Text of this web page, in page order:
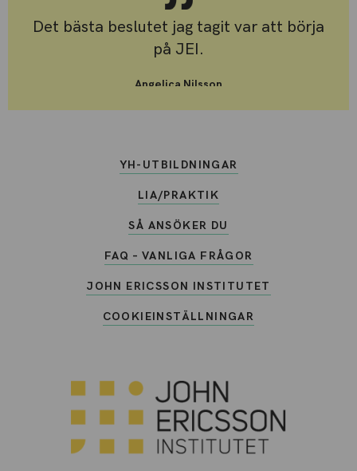
Det bästa beslutet jag tagit var att börja
på JEI.
Angelica Nilsson
YH-UTBILDNINGAR
LIA/PRAKTIK
SÅ ANSÖKER DU
FAQ – VANLIGA FRÅGOR
JOHN ERICSSON INSTITUTET
COOKIEINSTÄLLNINGAR